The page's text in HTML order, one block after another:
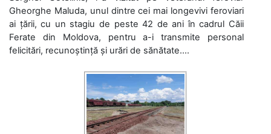
Gheorghe Maluda, unul dintre cei mai longevivi feroviari
ai țării, cu un stagiu de peste 42 de ani în cadrul Căii
Ferate din Moldova, pentru a-i transmite personal
felicitări, recunoștință și urări de sănătate....